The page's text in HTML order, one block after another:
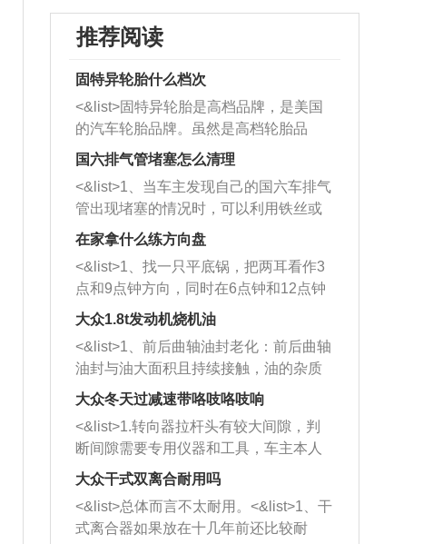
推荐阅读
固特异轮胎什么档次
<&list>固特异轮胎是高档品牌，是美国
的汽车轮胎品牌。虽然是高档轮胎品
牌，但是中高低端的轮胎都有生产，这
也是为了更好的开拓市场。
国六排气管堵塞怎么清理
<&list>1、当车主发现自己的国六车排气
管出现堵塞的情况时，可以利用铁丝或
者是细棍，直接将杂物给取出来，如果
堵塞情况比较严重，也可以采取应急措
施。 <&list>2、直接利用木棍将所有的
杂物推到排气管里面的位置处，然后将
三元催化器拆解开，就可以将堵塞的东
西取出来。但如果是因为积碳过多引起
的堵塞，就需要将三元催化器泡在草酸
洗剂对堵塞的情况得到解决，将清洗剂
放在燃油箱中，与燃油混合后，车辆启
动时，就可以和汽油一起进入到燃烧
室，最后形成废气排出，就可以让三元
催化器得到清洗，排气管堵塞的情况就
能够得到解决。
在家拿什么练方向盘
<&list>1、找一只平底锅，把两耳看作3
点和9点钟方向，同时在6点钟和12点钟
方向做一个标记。 <&list>2、双手握住
一圈半的练习，往右同样也要打相同的
圈数。 <&list>3、最后强调要反复练
习，这样就可以形成肌肉记忆，在真实
驾驶车辆时，不需要记忆也能打好方
向。
大众1.8t发动机烧机油
<&list>1、前后曲轴油封老化：前后曲轴
油封与油大面积且持续接触，油的杂质
和发动机内持续温度变化使其密封效果
逐渐减弱，导致渗油或漏油。<&list>2、
活塞间隙过大：积碳会使活塞环与缸体
的间隙扩大，导致机油流入燃烧室中，
造成烧机油。<&list>3、机油粘度。使用
机油粘度过小的话，同样会有烧机油现
象，机油粘度过小具有很好的流动性，
大众冬天过减速带咯吱咯吱响
<&list>1.转向器拉杆头有较大间隙，判
断间隙需要专用仪器和工具，车主本人
无法制作，需要将车辆送到修理厂或4s
店；<&list>2.车辆半轴套管防尘罩破
裂，破裂后会出现漏油现象，使半轴磨
损严重，磨损的半轴容易损坏，产生异
大众干式双离合耐用吗
<&list>总体而言不太耐用。<&list>1、干
式离合器如果放在十几年前还比较耐